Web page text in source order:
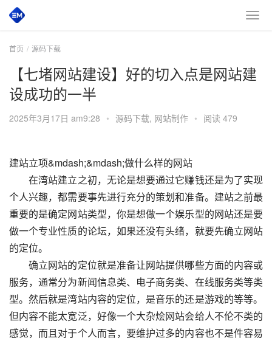
首页 源码下载
【七堵网站建设】好的切入点是网站建
设成功的一半
2025年3月17日 am9:28 • 源码下载, 网站制作 • 阅读 479
建站立项&mdash;&mdash;做什么样的网站
在湾站建立之初，无论是想要通过它赚钱还是为了实现
个人兴趣，都需要事先进行充分的策划和准备。建站之前最
重要的是确定网站类型，你是想做一个娱乐型的网站还是要
做一个专业性质的论坛，如果还没有头绪，就要先确立网站
的定位。
确立网站的定位就是准备让网站提供哪些方面的内容或
服务，通常分为新闻信息类、电子商务类、在线服务类等类
型。然后就是湾站内容的定位，是音乐的还是游戏的等等。
但内容不能太宽泛，好像一个大杂烩网站会给人不伦不类的
感觉，而且对于个人而言，要维护过多的内容也不是件容易